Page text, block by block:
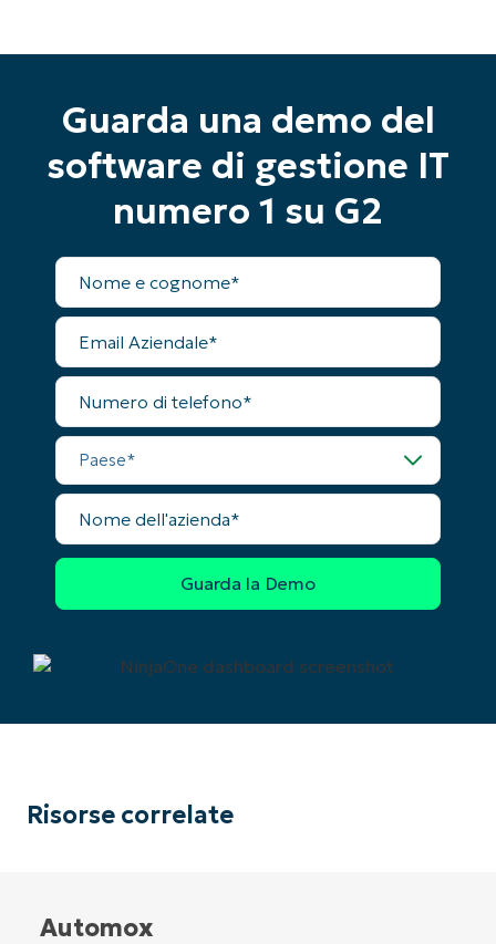
Guarda una demo del
software di gestione IT
numero 1 su G2
Nome
completo
Email
Aziendale
Numero
telefono
Paese
Nome
dell'azienda
Risorse correlate
Automox
and
Business
email*
Phone
Company
name*